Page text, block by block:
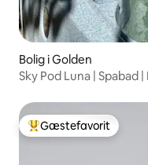
Bolig i Golden
Sky Pod Luna |
Bedste gæstefavorit
Gæstefavorit